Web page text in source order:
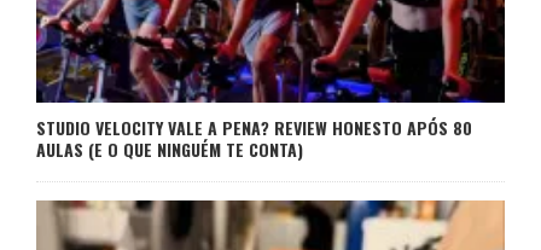
STUDIO VELOCITY VALE A PENA? REVIEW HONESTO APÓS 80
AULAS (E O QUE NINGUÉM TE CONTA)